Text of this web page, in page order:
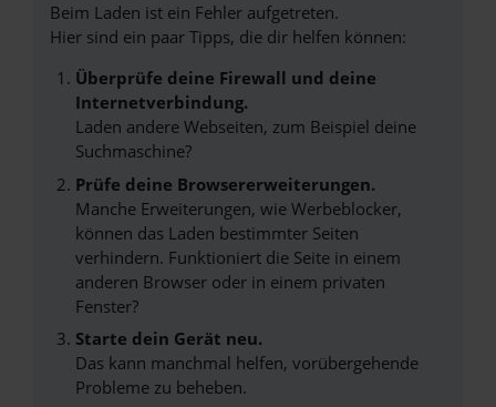
Beim Laden ist ein Fehler aufgetreten.
Hier sind ein paar Tipps, die dir helfen können:
Überprüfe deine Firewall und deine
Internetverbindung.
Laden andere Webseiten, zum Beispiel deine
Suchmaschine?
Prüfe deine Browsererweiterungen.
Manche Erweiterungen, wie Werbeblocker,
können das Laden bestimmter Seiten
verhindern. Funktioniert die Seite in einem
anderen Browser oder in einem privaten
Fenster?
Starte dein Gerät neu.
Das kann manchmal helfen, vorübergehende
Probleme zu beheben.